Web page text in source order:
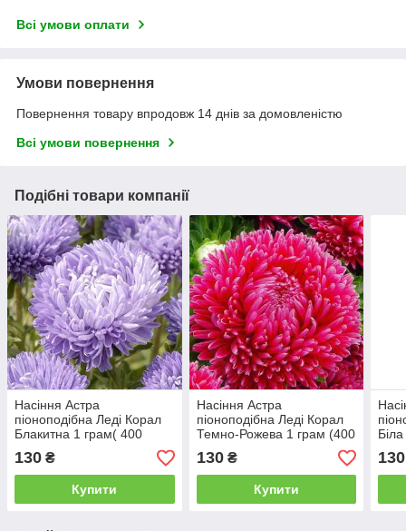
Всі умови оплати
Умови повернення
Повернення товару впродовж 14 днів за домовленістю
Всі умови повернення
Подібні товари компанії
Насіння Астра
піоноподібна Леді Корал
Блакитна 1 грам( 400
насінин) Satimex
130 ₴
Купити
Насіння Астра
піоноподібна Леді Корал
Темно-Рожева 1 грам (400
насінин) Satimex
130₴
Купити
130